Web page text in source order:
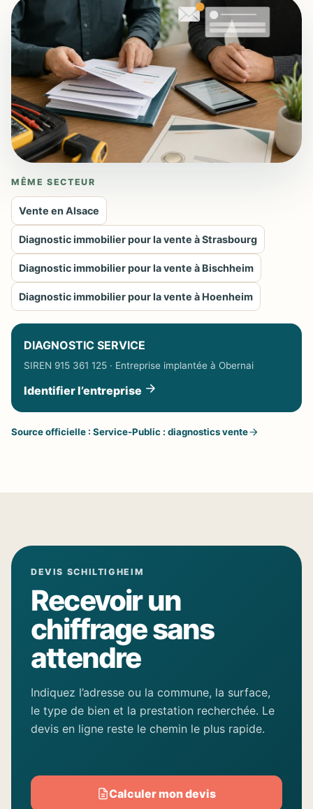
MÊME SECTEUR
Vente en Alsace
Diagnostic immobilier pour la vente à Strasbourg
Diagnostic immobilier pour la vente à Bischheim
Diagnostic immobilier pour la vente à Hoenheim
DIAGNOSTIC SERVICE
SIREN 915 361 125 · Entreprise implantée à Obernai
Identifier l’entreprise
Source officielle : Service-Public : diagnostics vente
DEVIS SCHILTIGHEIM
Recevoir un
chiffrage sans
attendre
Indiquez l’adresse ou la commune, la surface,
le type de bien et la prestation recherchée. Le
devis en ligne reste le chemin le plus rapide.
Calculer mon devis